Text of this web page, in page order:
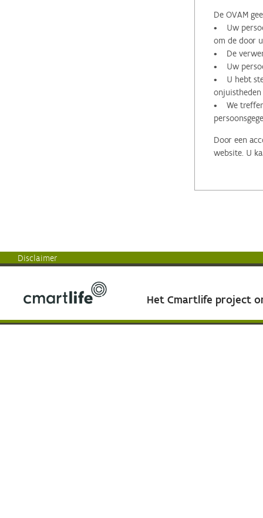
De OVAM
• Uw
om de door
• De
• Uw
• U hebt
onjuistheden
• We treffen
Door een
website. U
Disclaimer
Het Cmartlife project